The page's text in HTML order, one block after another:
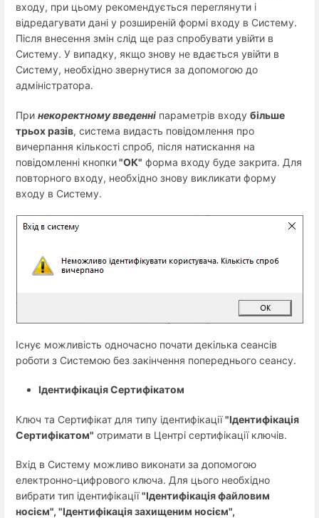
входу, при цьому рекомендується переглянути і
відредагувати дані у розширеній формі входу в Систему.
Після внесення змін слід ще раз спробувати увійти в
Систему. У випадку, якщо знову не вдається увійти в
Систему, необхідно звернутися за допомогою до
адміністратора.
При некоректному введенні параметрів входу більше
трьох разів, система видасть повідомлення про
вичерпання кількості спроб, після натискання на
повідомленні кнопки"ОК" форма входу буде закрита. Для
повторного входу, необхідно знову викликати форму
входу в Систему.
Існує можливість одночасно почати декілька сеансів
роботи з Системою без закінчення попереднього сеансу.
Ідентифікація Сертифікатом
Ключ та Сертифікат для типу ідентифікації"Ідентифікація
Сертифікатом" отримати в Центрі сертифікації ключів.
Вхід в Систему можливо виконати за допомогою
електронно-цифрового ключа. Для цього необхідно
вибрати тип ідентифікації"Ідентифікація файловим
носієм", "Ідентифікація захищеним носієм",